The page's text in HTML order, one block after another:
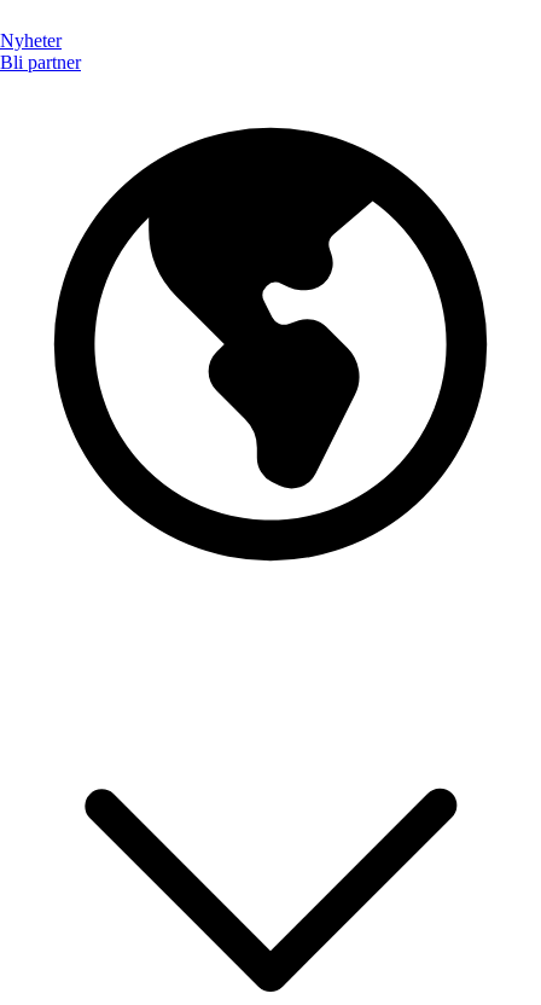
Nyheter
Bli partner